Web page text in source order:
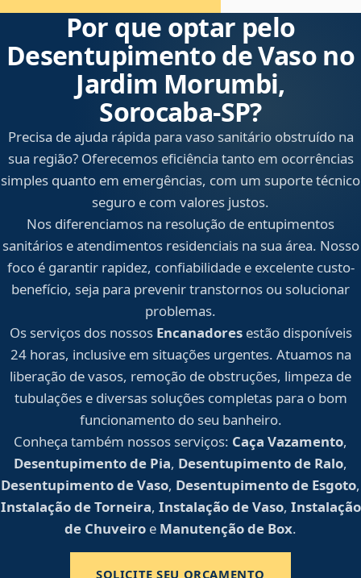
Por que optar pelo
Desentupimento de Vaso no
Jardim Morumbi,
Sorocaba‑SP?
Precisa de ajuda rápida para vaso sanitário obstruído na
sua região? Oferecemos eficiência tanto em ocorrências
simples quanto em emergências, com um suporte técnico
seguro e com valores justos.
Nos diferenciamos na resolução de entupimentos
sanitários e atendimentos residenciais na sua área. Nosso
foco é garantir rapidez, confiabilidade e excelente custo-
benefício, seja para prevenir transtornos ou solucionar
problemas.
Os serviços dos nossos Encanadoresestão disponíveis
24 horas, inclusive em situações urgentes. Atuamos na
liberação de vasos, remoção de obstruções, limpeza de
tubulações e diversas soluções completas para o bom
funcionamento do seu banheiro.
Conheça também nossos serviços: Caça Vazamento,
Desentupimento de Pia, Desentupimento de Ralo,
Desentupimento de Vaso, Desentupimento de Esgoto,
Instalação de Torneira, Instalação de Vaso, Instalação
de Chuveiro e Manutenção de Box.
SOLICITE SEU ORÇAMENTO